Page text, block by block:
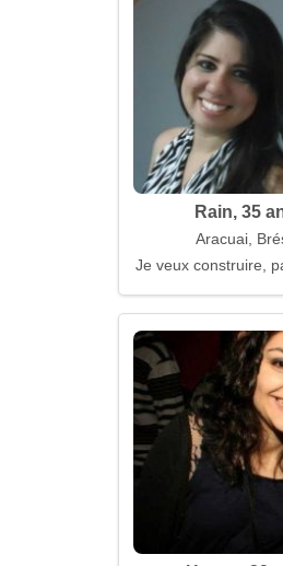
Rain, 35
Aracuai,
Je veux construire,